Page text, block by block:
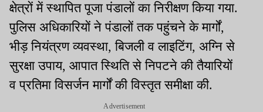
क्षेत्रों में स्थापित पूजा पंडालों का निरीक्षण किया गया.
पुलिस अधिकारियों ने पंडालों तक पहुंचने के मार्गों,
भीड़ नियंत्रण व्यवस्था, बिजली व लाइटिंग, अग्नि से
सुरक्षा उपाय, आपात स्थिति से निपटने की तैयारियों
व प्रतिमा विसर्जन मार्गों की विस्तृत समीक्षा की.
Advertisement